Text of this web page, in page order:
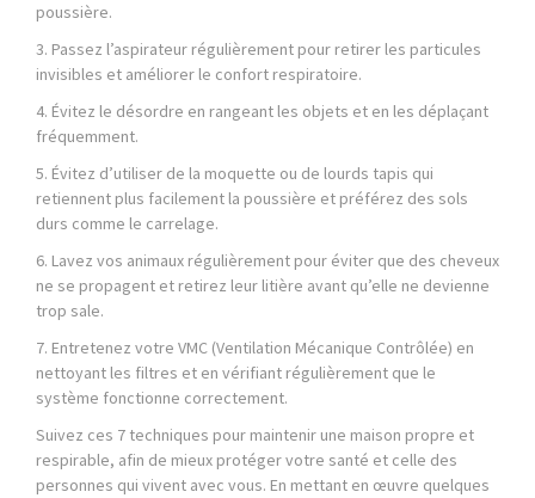
poussière.
3. Passez l’aspirateur régulièrement pour retirer les particules
invisibles et améliorer le confort respiratoire.
4. Évitez le désordre en rangeant les objets et en les déplaçant
fréquemment.
5. Évitez d’utiliser de la moquette ou de lourds tapis qui
retiennent plus facilement la poussière et préférez des sols
durs comme le carrelage.
6. Lavez vos animaux régulièrement pour éviter que des cheveux
ne se propagent et retirez leur litière avant qu’elle ne devienne
trop sale.
7. Entretenez votre VMC (Ventilation Mécanique Contrôlée) en
nettoyant les filtres et en vérifiant régulièrement que le
système fonctionne correctement.
Suivez ces 7 techniques pour maintenir une maison propre et
respirable, afin de mieux protéger votre santé et celle des
personnes qui vivent avec vous. En mettant en œuvre quelques